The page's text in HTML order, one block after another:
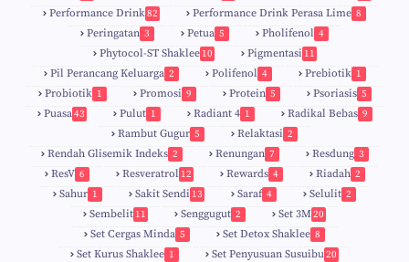
Performance Drink82 Performance Drink Perasa Lime 8
Peringatan 3 Petua 5 Pholifenol 4
Phytocol-ST Shaklee 10 Pigmentasi 11
Pil Perancang Keluarga 2 Polifenol 4 Prebiotik 1
Probiotik 1 Promosi 9 Protein 5 Psoriasis 5
Puasa43 Pulut 1 Radiant 4 1 Radikal Bebas 9
Rambut Gugur 5 Relaktasi 2
Rendah Glisemik Indeks 2 Renungan 7 Resdung 3
ResV 6 Resveratrol 12 Rewards 4 Riadah 2
Sahur 1 Sakit Sendi 13 Saraf 4 Selulit 2
Sembelit 11 Senggugut 2 Set 3M20
Set Cergas Minda 5 Set Detox Shaklee 8
Set Kurus Shaklee 1 Set Penyusuan Susuibu20